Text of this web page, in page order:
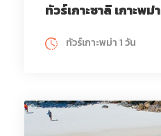
ทัวร์เกาะซาลิ เกาะพม่า
ทัวร์เกาะพม่า 1 วัน